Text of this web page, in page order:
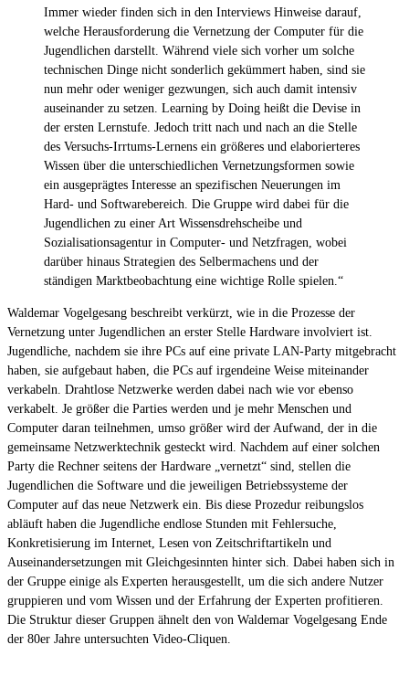
Immer wieder finden sich in den Interviews Hinweise darauf,
welche Herausforderung die Vernetzung der Computer für die
Jugendlichen darstellt. Während viele sich vorher um solche
technischen Dinge nicht sonderlich gekümmert haben, sind sie
nun mehr oder weniger gezwungen, sich auch damit intensiv
auseinander zu setzen. Learning by Doing heißt die Devise in
der ersten Lernstufe. Jedoch tritt nach und nach an die Stelle
des Versuchs-Irrtums-Lernens ein größeres und elaborierteres
Wissen über die unterschiedlichen Vernetzungsformen sowie
ein ausgeprägtes Interesse an spezifischen Neuerungen im
Hard- und Softwarebereich. Die Gruppe wird dabei für die
Jugendlichen zu einer Art Wissensdrehscheibe und
Sozialisationsagentur in Computer- und Netzfragen, wobei
darüber hinaus Strategien des Selbermachens und der
ständigen Marktbeobachtung eine wichtige Rolle spielen.“
Waldemar Vogelgesang beschreibt verkürzt, wie in die Prozesse der
Vernetzung unter Jugendlichen an erster Stelle Hardware involviert ist.
Jugendliche, nachdem sie ihre PCs auf eine private LAN-Party mitgebracht
haben, sie aufgebaut haben, die PCs auf irgendeine Weise miteinander
verkabeln. Drahtlose Netzwerke werden dabei nach wie vor ebenso
verkabelt. Je größer die Parties werden und je mehr Menschen und
Computer daran teilnehmen, umso größer wird der Aufwand, der in die
gemeinsame Netzwerktechnik gesteckt wird. Nachdem auf einer solchen
Party die Rechner seitens der Hardware „vernetzt“ sind, stellen die
Jugendlichen die Software und die jeweiligen Betriebssysteme der
Computer auf das neue Netzwerk ein. Bis diese Prozedur reibungslos
abläuft haben die Jugendliche endlose Stunden mit Fehlersuche,
Konkretisierung im Internet, Lesen von Zeitschriftartikeln und
Auseinandersetzungen mit Gleichgesinnten hinter sich. Dabei haben sich in
der Gruppe einige als Experten herausgestellt, um die sich andere Nutzer
gruppieren und vom Wissen und der Erfahrung der Experten profitieren.
Die Struktur dieser Gruppen ähnelt den von Waldemar Vogelgesang Ende
der 80er Jahre untersuchten Video-Cliquen.